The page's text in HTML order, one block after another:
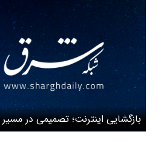
بازگشایی اینترنت؛ تصمیمی در
حکمرانی